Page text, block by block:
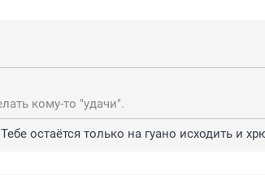
кому-то "удачи".
остаётся только на гуано исходить и